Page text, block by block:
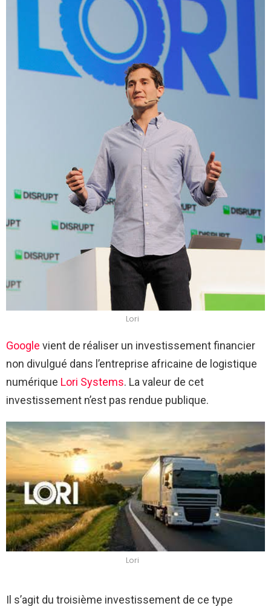
Lori
Google vient de réaliser un investissement financier
non divulgué dans l’entreprise africaine de logistique
numérique Lori Systems. La valeur de cet
investissement n’est pas rendue publique.
Lori
Il s’agit du troisième investissement de ce type